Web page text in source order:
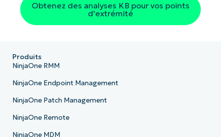
Obtenez des analyses KB pour vos points
d'extrémité
Produits
NinjaOne RMM
NinjaOne Endpoint Management
NinjaOne Patch Management
NinjaOne Remote
NinjaOne MDM